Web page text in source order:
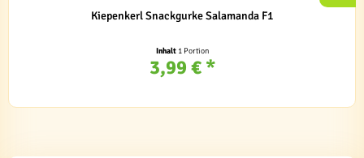
Kiepenkerl Snackgurke Salamanda F1
Inhalt 1 Portion
3,99 € *